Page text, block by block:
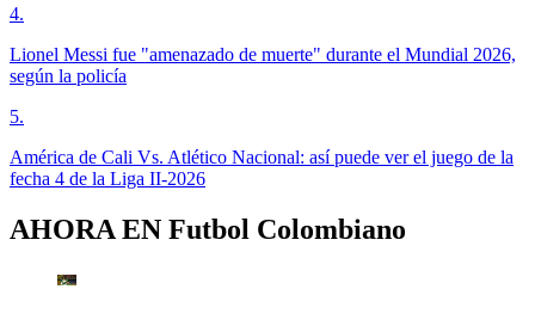
4.
Lionel Messi fue "amenazado de muerte" durante el Mundial 2026,
según la policía
5.
América de Cali Vs. Atlético Nacional: así puede ver el juego de la
fecha 4 de la Liga II-2026
AHORA EN Futbol Colombiano